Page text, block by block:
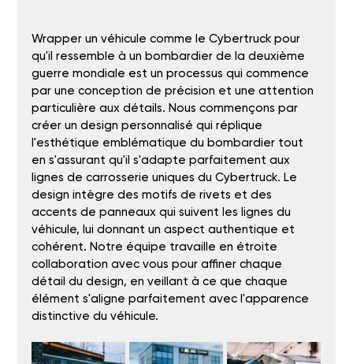
Wrapper un véhicule comme le Cybertruck pour
qu'il ressemble à un bombardier de la deuxième
guerre mondiale est un processus qui commence
par une conception de précision et une attention
particulière aux détails. Nous commençons par
créer un design personnalisé qui réplique
l'esthétique emblématique du bombardier tout
en s'assurant qu'il s'adapte parfaitement aux
lignes de carrosserie uniques du Cybertruck. Le
design intègre des motifs de rivets et des
accents de panneaux qui suivent les lignes du
véhicule, lui donnant un aspect authentique et
cohérent. Notre équipe travaille en étroite
collaboration avec vous pour affiner chaque
détail du design, en veillant à ce que chaque
élément s'aligne parfaitement avec l'apparence
distinctive du véhicule.